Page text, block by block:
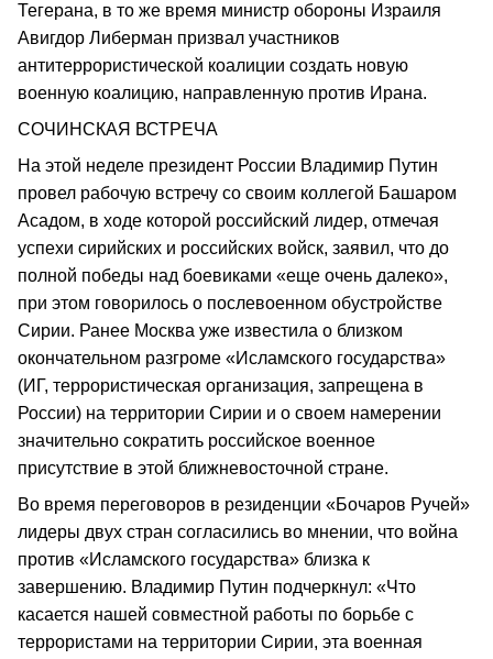
Тегерана, в то же время министр обороны Израиля
Авигдор Либерман призвал участников
антитеррористической коалиции создать новую
военную коалицию, направленную против Ирана.
СОЧИНСКАЯ ВСТРЕЧА
На этой неделе президент России Владимир Путин
провел рабочую встречу со своим коллегой Башаром
Асадом, в ходе которой российский лидер, отмечая
успехи сирийских и российских войск, заявил, что до
полной победы над боевиками «еще очень далеко»,
при этом говорилось о послевоенном обустройстве
Сирии. Ранее Москва уже известила о близком
окончательном разгроме «Исламского государства»
(ИГ, террористическая организация, запрещена в
России) на территории Сирии и о своем намерении
значительно сократить российское военное
присутствие в этой ближневосточной стране.
Во время переговоров в резиденции «Бочаров Ручей»
лидеры двух стран согласились во мнении, что война
против «Исламского государства» близка к
завершению. Владимир Путин подчеркнул: «Что
касается нашей совместной работы по борьбе с
террористами на территории Сирии, эта военная